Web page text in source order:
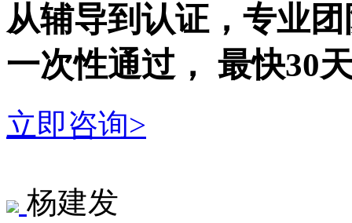
从辅导到认证，专业
一次性通过， 最快30
立即咨询>
杨建发